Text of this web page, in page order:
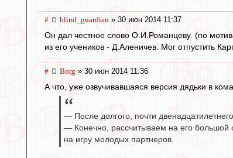
# blind_guardian » 30 июн 2014 11:37
Он дал честное слово О.И.Романцеву. (по
из его учеников - Д.Аленичев. Мог отпустить
# Borg » 30 июн 2014 11:36
А что, уже озвучивавшаяся версия дядьки в
— После долгого, почти
— Конечно, рассчитываем на его большой
на игру молодых партнеров.